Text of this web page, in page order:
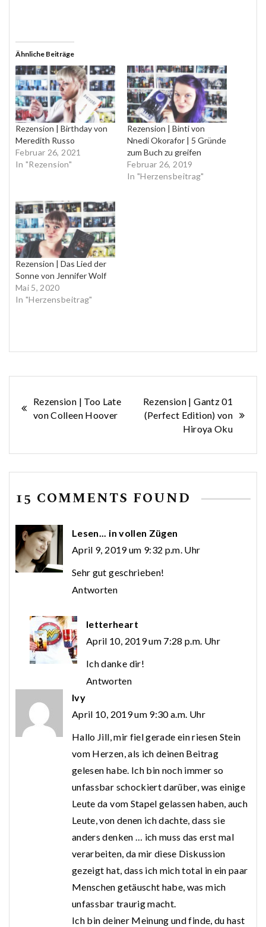
Ähnliche Beiträge
Rezension | Birthday von
Meredith Russo
Februar 26, 2021
In "Rezension"
Rezension | Binti von
Nnedi Okorafor | 5 Gründe
zum Buch zu greifen
Februar 26, 2019
In "Herzensbeitrag"
Rezension | Das Lied der
Sonne von Jennifer Wolf
Mai 5, 2020
In "Herzensbeitrag"
Beitragsnavigation
Rezension | Too Late
von Colleen Hoover
Rezension | Gantz 01
(Perfect Edition) von
Hiroya Oku
15 COMMENTS FOUND
Lesen... in vollen Zügen
April 9, 2019 um 9:32 p.m. Uhr
Sehr gut geschrieben!
Antworten
letterheart
April 10, 2019 um 7:28 p.m. Uhr
Ich danke dir!
Antworten
Ivy
April 10, 2019 um 9:30 a.m. Uhr
Hallo Jill, mir fiel gerade ein riesen Stein
vom Herzen, als ich deinen Beitrag
gelesen habe. Ich bin noch immer so
unfassbar schockiert darüber, was einige
Leute da vom Stapel gelassen haben, auch
Leute, von denen ich dachte, dass sie
anders denken … ich muss das erst mal
verarbeiten, da mir diese Diskussion
gezeigt hat, dass ich mich total in ein paar
Menschen getäuscht habe, was mich
unfassbar traurig macht.
Ich bin deiner Meinung und finde, du hast